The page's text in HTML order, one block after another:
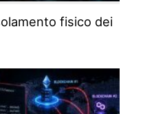
fisico dei